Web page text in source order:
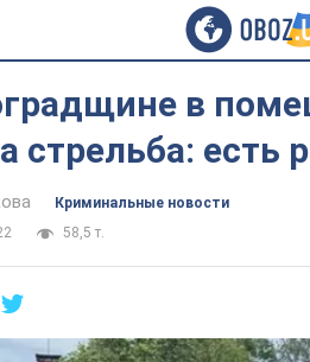
в
стрельба: есть
Криминальные новости
58,5 т.